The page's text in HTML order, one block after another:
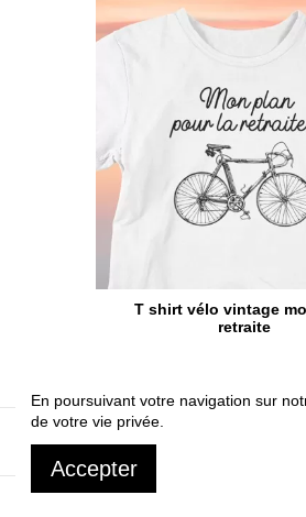
T shirt vélo vintage
retraite
En poursuivant votre navigation sur
de votre vie privée.
Accepter